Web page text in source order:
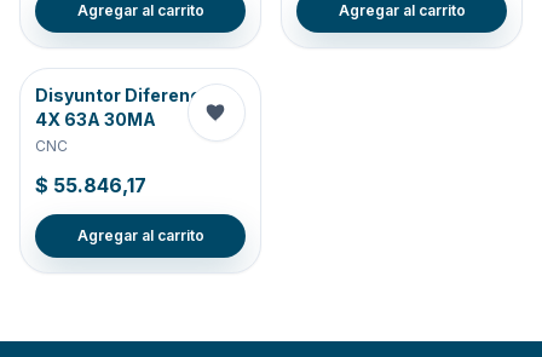
Agregar al carrito Agregar al carrito
Disyuntor Diferencial
4X 63A 30MA
CNC
$ 55.846,17
Agregar al carrito